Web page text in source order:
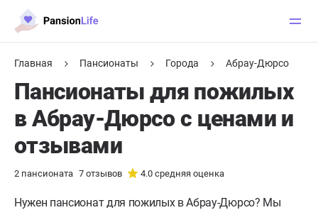
Главная Пансионаты Города Абрау-Дюрсо
Пансионаты для пожилых
в Абрау-Дюрсо с ценами и
отзывами
2 пансионата 7 отзывов 4.0 средняя оценка
Нужен пансионат для пожилых в Абрау-Дюрсо? Мы